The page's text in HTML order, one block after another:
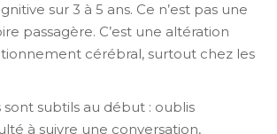
sur 3 à 5 ans. Ce n’est pas une
passagère. C’est une altération
cérébral, surtout chez les
subtils au début : oublis
à suivre une conversation,